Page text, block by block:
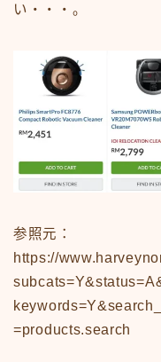
い・・・。
参照元：
https://
=products.search